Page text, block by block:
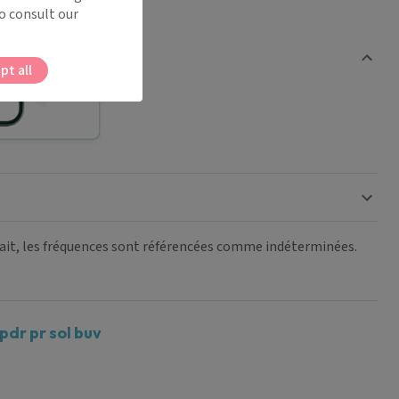
les fréquences sont référencées comme indéterminées.
pr sol buv
consult our
all